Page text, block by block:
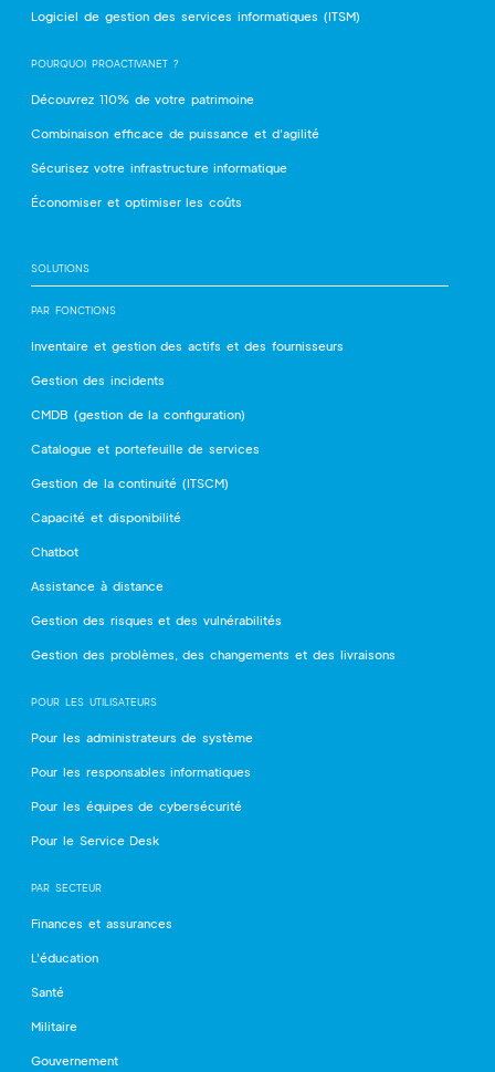
Logiciel de gestion des services informatiques (ITSM)
POURQUOI PROACTIVANET ?
Découvrez 110% de votre patrimoine
Combinaison efficace de puissance et d'agilité
Sécurisez votre infrastructure informatique
Économiser et optimiser les coûts
SOLUTIONS
PAR FONCTIONS
Inventaire et gestion des actifs et des fournisseurs
Gestion des incidents
CMDB (gestion de la configuration)
Catalogue et portefeuille de services
Gestion de la continuité (ITSCM)
Capacité et disponibilité
Chatbot
Assistance à distance
Gestion des risques et des vulnérabilités
Gestion des problèmes, des changements et des livraisons
POUR LES UTILISATEURS
Pour les administrateurs de système
Pour les responsables informatiques
Pour les équipes de cybersécurité
Pour le Service Desk
PAR SECTEUR
Finances et assurances
L'éducation
Santé
Militaire
Gouvernement